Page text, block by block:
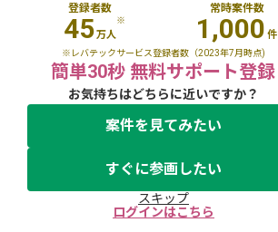
登録者数
45万人
※
常時案件数
1,000 件
※レバテックサービス登録者数（2023年7月時点)
簡単30秒 無料サポート登録
お気持ちはどちらに近いですか？
案件を見てみたい
すぐに参画したい
スキップ
ログインはこちら